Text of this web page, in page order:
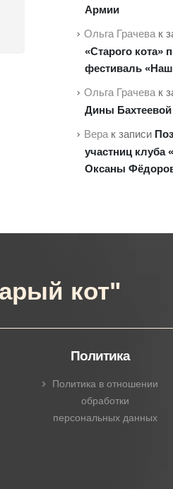
Армии
Ольга Грачева к
«Старого кота»
фестиваль
Ольга Грачевак
Дины Бахтеевой
Верак записи
участниц клуба
Оксаны
кот"
Политика
Политика в отношении
обработки
персональных данных